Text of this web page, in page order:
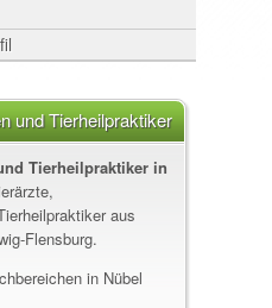
und Tierheilpraktiker
Tierheilpraktiker in
aus
Flensburg.
in Nübel